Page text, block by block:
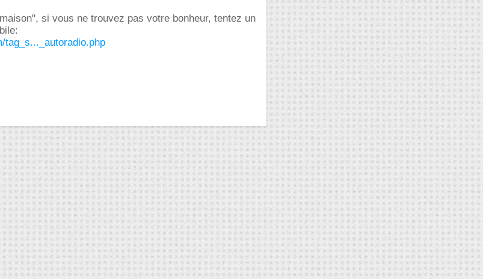
si vous ne trouvez pas votre bonheur, tentez un
tag_s..._autoradio.php